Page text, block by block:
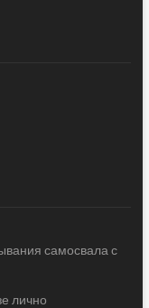
самосвала с
лично